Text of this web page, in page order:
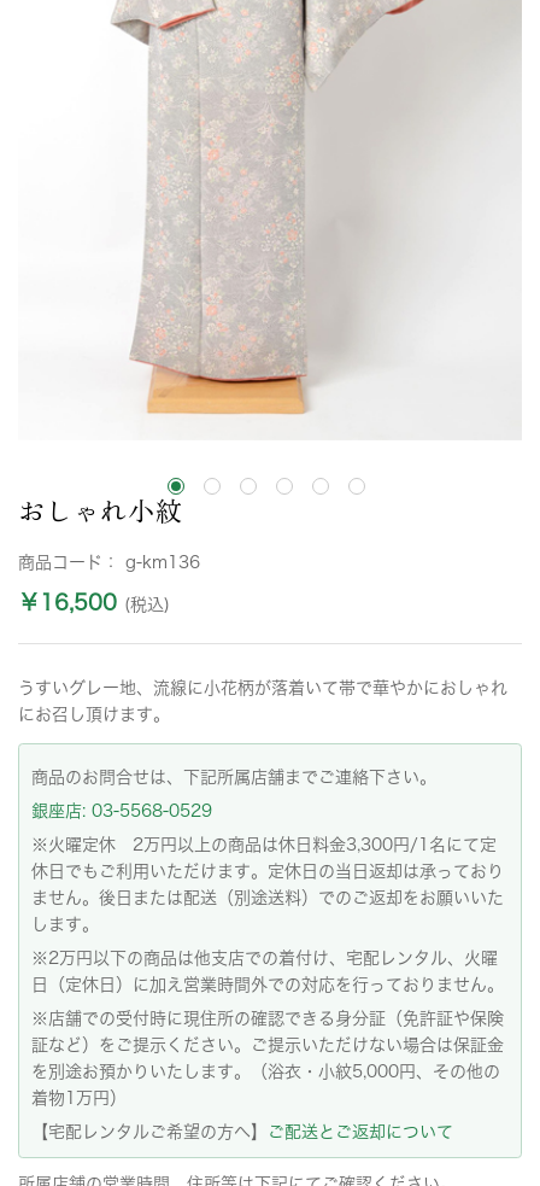
おしゃれ小紋
商品コード： g-km136
￥16,500 (税込)
うすいグレー地、流線に小花柄が落着いて帯で華やかにおしゃれ
にお召し頂けます。
商品のお問合せは、下記所属店舗までご連絡下さい。
銀座店: 03-5568-0529
※火曜定休 2万円以上の商品は休日料金3,300円/1名にて定
休日でもご利用いただけます。定休日の当日返却は承っており
ません。後日または配送（別途送料）でのご返却をお願いいた
します。
※2万円以下の商品は他支店での着付け、宅配レンタル、火曜
日（定休日）に加え営業時間外での対応を行っておりません。
※店舗での受付時に現住所の確認できる身分証（免許証や保険
証など）をご提示ください。ご提示いただけない場合は保証金
を別途お預かりいたします。（浴衣・小紋5,000円、その他の
着物1万円）
【宅配レンタルご希望の方へ】
ご配送とご返却について